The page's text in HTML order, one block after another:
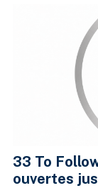
33 To
ouvertes